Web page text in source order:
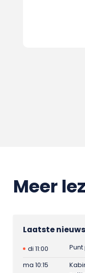
Meer
Laatste nieuws
di 11:00
ma 10:15